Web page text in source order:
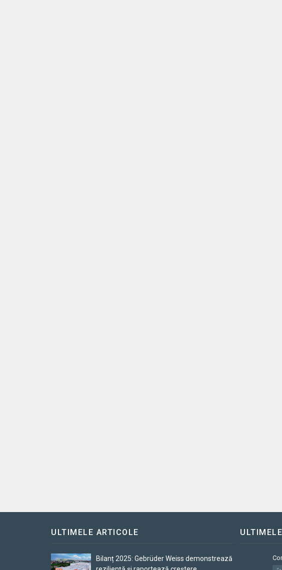
ULTIMELE ARTICOLE
Bilanț 2025: Gebrüder Weiss demonstrează